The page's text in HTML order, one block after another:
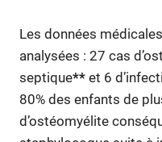
Les données
analysées : 27 cas
septique** et 6
80% des enfants de
d’ostéomyélite